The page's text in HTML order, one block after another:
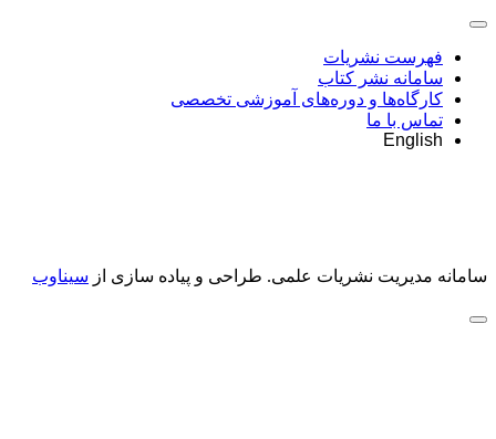
فهرست نشریات
سامانه نشر کتاب
کارگاه‌ها و دوره‌های آموزشی تخصصی
تماس با ما
English
سامانه مدیریت نشریات علمی. طراحی و پیاده سازی از سیناوب